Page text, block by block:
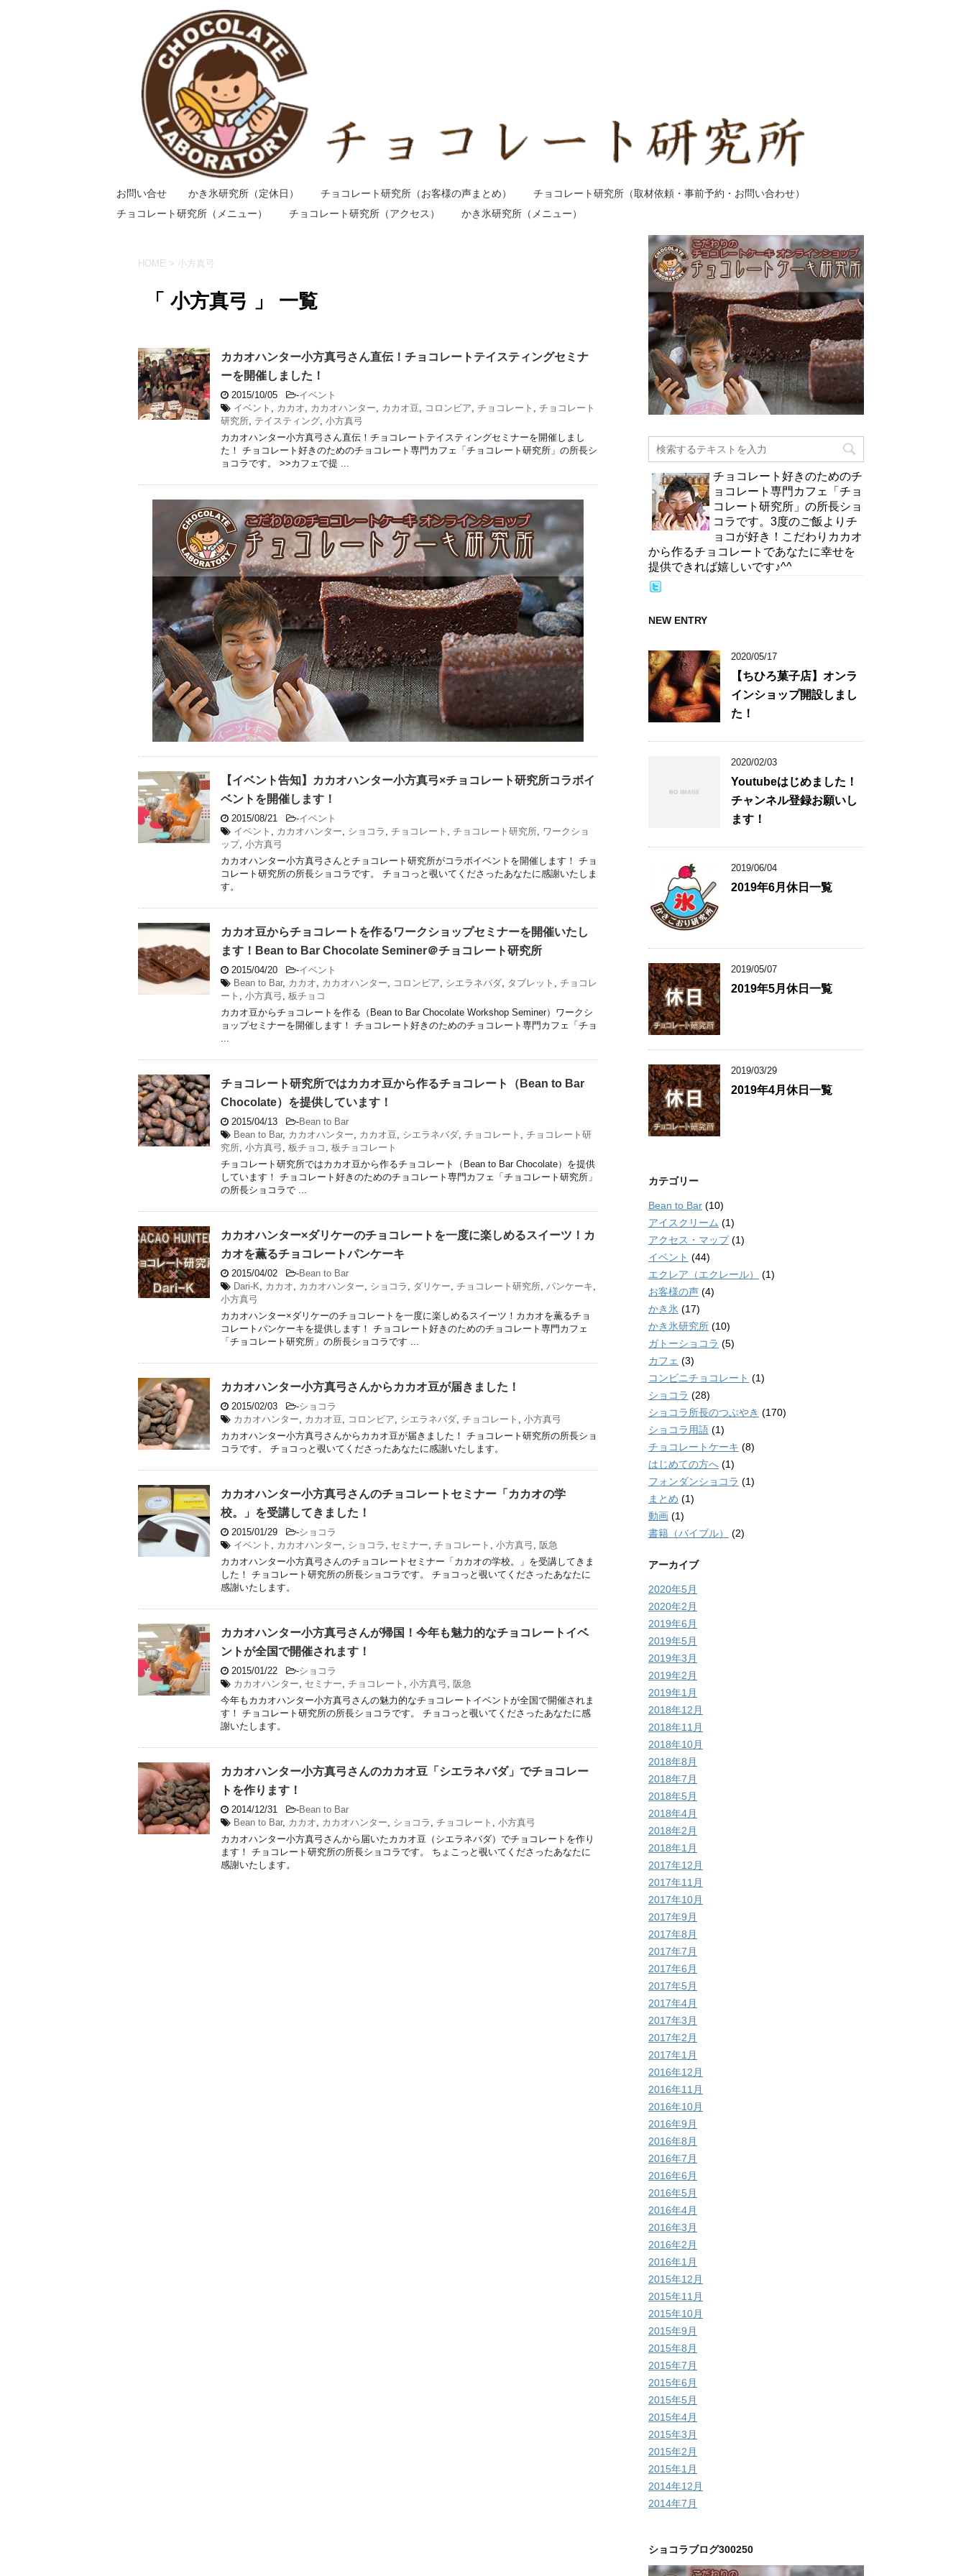
お問い合せ かき氷研究所（定休日） チョコレート研究所（お客様の声まとめ）
チョコレート研究所（取材依頼・事前予約・お問い合わせ）
チョコレート研究所（メニュー）
チョコレート研究所（アクセス） かき氷研究所（メニュー）
HOME > 小方真弓
「 小方真弓 」 一覧
カカオハンター小方真弓さん直伝！チョコレートテイスティングセミナ
ーを開催しました！
2015/10/05 -イベント
イベント
カカオ カカオハンター カカオ豆 コロンビア チョコレート
チョコレート
研究所 テイスティング 小方真弓
カカオハンター小方真弓さん直伝！チョコレートテイスティングセミナーを開催しまし
た！ チョコレート好きのためのチョコレート専門カフェ「チョコレート研究所」の所長シ
ョコラです。 >>カフェで提 ...
【イベント告知】カカオハンター小方真弓×チョコレート研究所コラボイ
ベントを開催します！
2015/08/21 -イベント
イベント
カカオハンター ショコラ チョコレート チョコレート研究所 ワークショ
ップ, 小方真弓
カカオハンター小方真弓さんとチョコレート研究所がコラボイベントを開催します！ チョ
コレート研究所の所長ショコラです。 チョコっと覗いてくださったあなたに感謝いたしま
す。
カカオ豆からチョコレートを作るワークショップセミナーを開催いたし
ます！Bean to Bar Chocolate Seminer＠チョコレート研究所
2015/04/20 -イベント
Bean to Bar, カカオ カカオハンター コロンビア シエラネバダ タブレット
チョコレ
ート
小方真弓
板チョコ
カカオ豆からチョコレートを作る（Bean to Bar Chocolate Workshop Seminer）ワークシ
ョップセミナーを開催します！ チョコレート好きのためのチョコレート専門カフェ「チョ
チョコレート研究所ではカカオ豆から作るチョコレート（Bean to Bar
Chocolate）を提供しています！
2015/04/13 -Bean to Bar
Bean to Bar, カカオハンター カカオ豆 シエラネバダ チョコレート
チョコレート研
究所 小方真弓 板チョコ
板チョコレート
チョコレート研究所ではカカオ豆から作るチョコレート（Bean to Bar Chocolate）を提供
しています！ チョコレート好きのためのチョコレート専門カフェ「チョコレート研究所」
の所長ショコラで ...
カカオハンター×ダリケーのチョコレートを一度に楽しめるスイーツ！カ
カオを薫るチョコレートパンケーキ
2015/04/02 -Bean to Bar
Dari-K
カカオ カカオハンター ショコラ ダリケー チョコレート研究所 パンケーキ
小方真弓
カカオハンター×ダリケーのチョコレートを一度に楽しめるスイーツ！カカオを薫るチョ
コレートパンケーキを提供します！ チョコレート好きのためのチョコレート専門カフェ
「チョコレート研究所」の所長ショコラです ...
カカオハンター小方真弓さんからカカオ豆が届きました！
2015/02/03 -ショコラ
カカオハンター
カカオ豆 コロンビア シエラネバダ チョコレート
小方真弓
カカオハンター小方真弓さんからカカオ豆が届きました！ チョコレート研究所の所長ショ
コラです。 チョコっと覗いてくださったあなたに感謝いたします。
カカオハンター小方真弓さんのチョコレートセミナー「カカオの学
校。」を受講してきました！
2015/01/29 -ショコラ
イベント
カカオハンター ショコラ セミナー チョコレート 小方真弓
阪急
カカオハンター小方真弓さんのチョコレートセミナー「カカオの学校。」を受講してきま
した！ チョコレート研究所の所長ショコラです。 チョコっと覗いてくださったあなたに
感謝いたします。
カカオハンター小方真弓さんが帰国！今年も魅力的なチョコレートイベ
ントが全国で開催されます！
2015/01/22 -ショコラ
カカオハンター
セミナー チョコレート 小方真弓
阪急
今年もカカオハンター小方真弓さんの魅力的なチョコレートイベントが全国で開催されま
す！ チョコレート研究所の所長ショコラです。 チョコっと覗いてくださったあなたに感
謝いたします。
カカオハンター小方真弓さんのカカオ豆「シエラネバダ」でチョコレー
トを作ります！
2014/12/31 -Bean to Bar
Bean to Bar, カカオ カカオハンター ショコラ チョコレート
小方真弓
カカオハンター小方真弓さんから届いたカカオ豆（シエラネバダ）でチョコレートを作り
ます！ チョコレート研究所の所長ショコラです。 ちょこっと覗いてくださったあなたに
感謝いたします。
チョコレート好きのためのチ
ョコレート専門カフェ「チョ
コレート研究所」の所長ショ
コラです。3度のご飯よりチ
ョコが好き！こだわりカカオ
から作るチョコレートであなたに幸せを
提供できれば嬉しいです♪^^
NEW ENTRY
2020/05/17
【ちひろ菓子店】オンラ
インショップ開設しまし
た！
2020/02/03
Youtubeはじめました！
チャンネル登録お願いし
ます！
2019/06/04
2019年6月休日一覧
2019/05/07
2019年5月休日一覧
2019/03/29
2019年4月休日一覧
カテゴリー
Bean to Bar (10)
アイスクリーム (1)
アクセス・マップ(1)
イベント (44)
エクレア（エクレール）
(1)
お客様の声 (4)
かき氷 (17)
かき氷研究所 (10)
ガトーショコラ (5)
カフェ (3)
コンビニチョコレート (1)
ショコラ (28)
ショコラ所長のつぶやき (170)
ショコラ用語 (1)
チョコレートケーキ (8)
はじめての方へ (1)
フォンダンショコラ (1)
まとめ (1)
動画 (1)
書籍（バイブル）
(2)
アーカイブ
2020年5月
2020年2月
2019年6月
2019年5月
2019年3月
2019年2月
2019年1月
2018年12月
2018年11月
2018年10月
2018年8月
2018年7月
2018年5月
2018年4月
2018年2月
2018年1月
2017年12月
2017年11月
2017年10月
2017年9月
2017年8月
2017年7月
2017年6月
2017年5月
2017年4月
2017年3月
2017年2月
2017年1月
2016年12月
2016年11月
2016年10月
2016年9月
2016年8月
2016年7月
2016年6月
2016年5月
2016年4月
2016年3月
2016年2月
2016年1月
2015年12月
2015年11月
2015年10月
2015年9月
2015年8月
2015年7月
2015年6月
2015年5月
2015年4月
2015年3月
2015年2月
2015年1月
2014年12月
2014年7月
ショコラブログ300250